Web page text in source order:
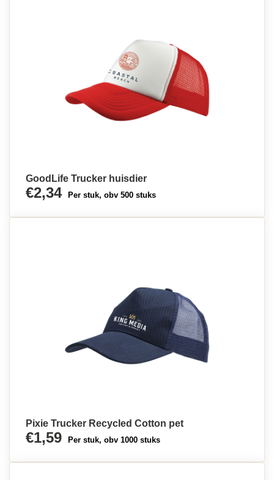
GoodLife Trucker huisdier
€2,34 Per stuk, obv 500 stuks
Pixie Trucker Recycled Cotton pet
€1,59 Per stuk, obv 1000 stuks